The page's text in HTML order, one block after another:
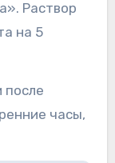
Раствор
на 5
после
часы,